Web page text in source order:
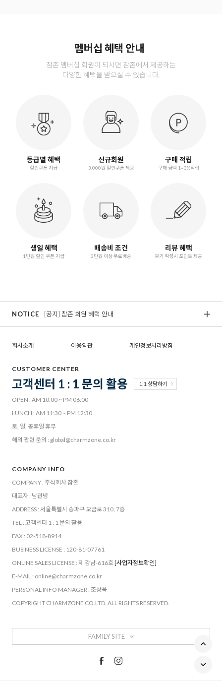
멤버십 혜택 안내
참존 멤버십 회원이 되시면 참존에서 제공하는
다양한 혜택을 받으실 수 있습니다.
등급별 혜택
할인쿠폰 지급
신규회원
3,000원 할인쿠폰 제공
구매 적립
구매 금액 1~3%적립
생일 혜택
1만원 할인 쿠폰 지급
배송비 조건
3만원 이상 무료배송
리뷰 혜택
후기 작성시 포인트 제공
NOTICE [공지] 참존 회원 혜택 안내
회사소개 이용약관 개인정보처리방침
CUSTOMER CENTER
고객센터 1 : 1 문의 활용 1:1 상담하기
OPEN : AM 10:00 ~ PM 06:00
LUNCH : AM 11:30 ~ PM 12:30
토, 일, 공휴일 휴무
해외 관련 문의 : global@charmzone.co.kr
COMPANY INFO
COMPANY : 주식회사 참존
대표자 : 남관녕
ADDRESS : 서울특별시 송파구 오금로 310, 7층
TEL : 고객센터 1 : 1 문의 활용
FAX : 02-518-8914
BUSINESS LICENSE : 120-81-07761
ONLINE SALES LICENSE : 제 강남-616호[사업자정보확인]
E-MAIL : online@charmzone.co.kr
PERSONAL INFO MANAGER : 조상욱
COPYRIGHT CHARMZONE CO.LTD. ALL RIGHTS RESERVED.
FAMILY SITE